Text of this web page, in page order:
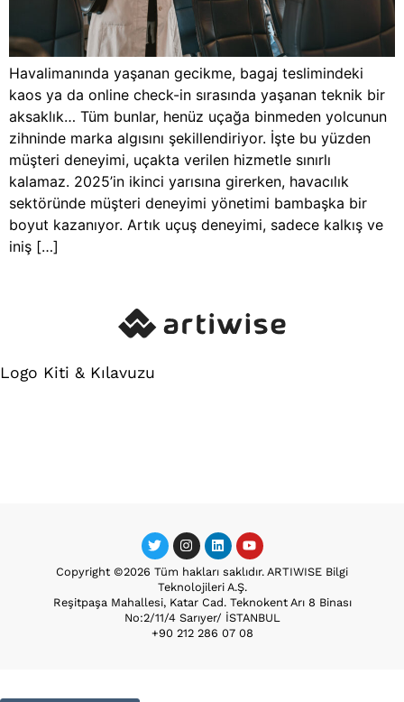
Havalimanında yaşanan gecikme, bagaj teslimindeki
kaos ya da online check-in sırasında yaşanan teknik bir
aksaklık… Tüm bunlar, henüz uçağa binmeden yolcunun
zihninde marka algısını şekillendiriyor. İşte bu yüzden
müşteri deneyimi, uçakta verilen hizmetle sınırlı
kalamaz. 2025’in ikinci yarısına girerken, havacılık
sektöründe müşteri deneyimi yönetimi bambaşka bir
boyut kazanıyor. Artık uçuş deneyimi, sadece kalkış ve
iniş […]
Logo Kiti & Kılavuzu
Copyright ©2026 Tüm hakları saklıdır. ARTIWISE Bilgi
Teknolojileri A.Ş.
Reşitpaşa Mahallesi, Katar Cad. Teknokent Arı 8 Binası
No:2/11/4 Sarıyer/ İSTANBUL
+90 212 286 07 08